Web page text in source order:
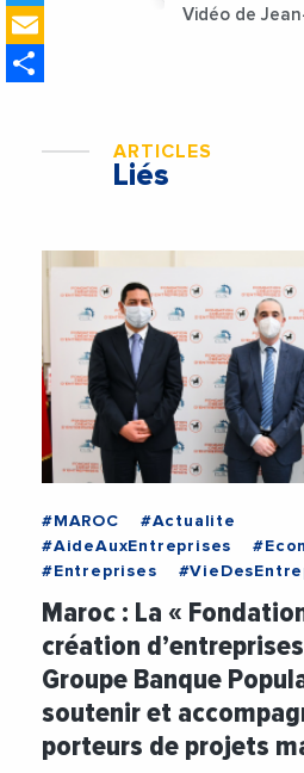
Vidéo de
ARTICLES
Liés
#MAROC
#Actualite
#AideAuxEntreprises
#Entreprises
Maroc : La «
création
Groupe Banque
soutenir et
porteurs de projets